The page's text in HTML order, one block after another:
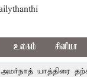
உலகம் சினிமா
யாத்திரை